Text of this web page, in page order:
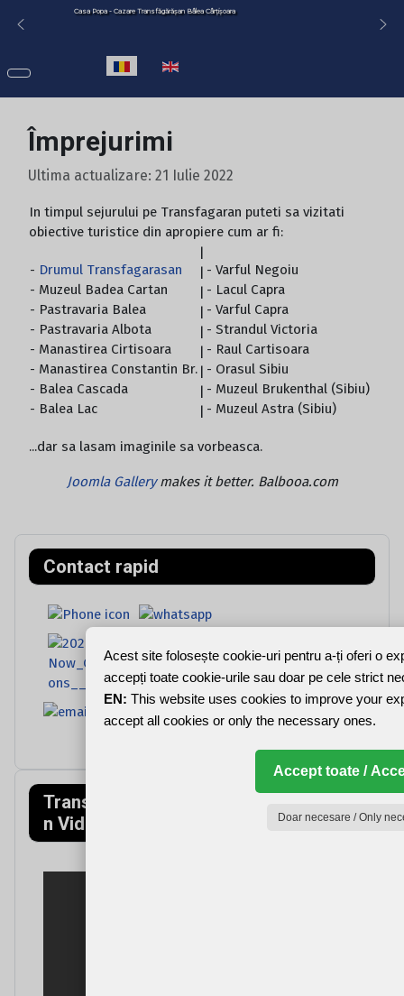
Casa Popa - Cazare Transfăgărășan Bâlea Cârțișoara
Selectați limba dvs
Împrejurimi
Ultima actualizare: 21 Iulie 2022
In timpul sejurului pe Transfagaran puteti sa vizitati
obiective turistice din apropiere cum ar fi:
- Drumul Transfagarasan
- Muzeul Badea Cartan
- Pastravaria Balea
- Pastravaria Albota
- Manastirea Cirtisoara
- Manastirea Constantin Br.
- Balea Cascada
- Balea Lac
- Varful Negoiu
- Lacul Capra
- Varful Capra
- Strandul Victoria
- Raul Cartisoara
- Orasul Sibiu
- Muzeul Brukenthal (Sibiu)
- Muzeul Astra (Sibiu)
...dar sa lasam imaginile sa vorbeasca.
Joomla Gallerymakes it better. Balbooa.com
Contact rapid
Transfagarasa
n Video
(Mountains)
Acest site folosește cookie-uri pentru a-ți oferi o
accepți toate cookie-urile sau doar pe cele strict
EN: This website uses cookies to improve your
accept all cookies or only the necessary ones.
Accept toate /
Doar necesare / Only